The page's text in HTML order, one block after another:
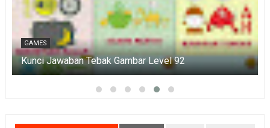
GAMES
Kunci Jawaban Tebak Gambar Level 92